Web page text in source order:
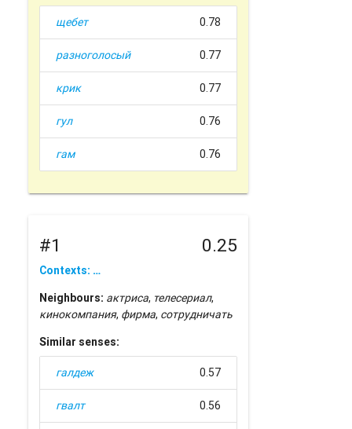
щебет 0.78
разноголосый 0.77
крик 0.77
гул 0.76
гам 0.76
#1 0.25
Contexts: …
Neighbours: актриса, телесериал,
кинокомпания, фирма, сотрудничать
Similar senses:
галдеж 0.57
гвалт 0.56